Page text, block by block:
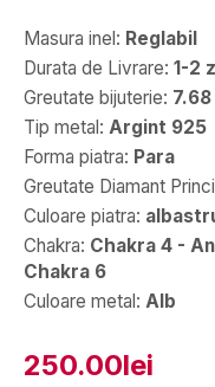
Masura inel: Reglabil
Durata de Livrare: 1-2
Greutate bijuterie:
Tip metal: Argint 925
Forma piatra: Para
Greutate Diamant
Culoare piatra:
Chakra: Chakra 4 -
Chakra 6
Culoare metal: Alb
250.00lei